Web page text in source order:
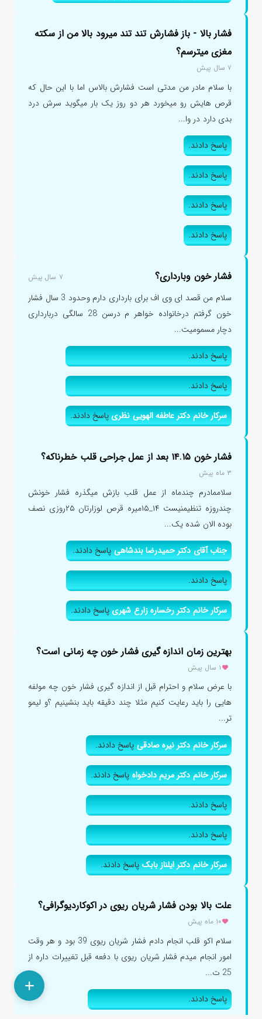
فشار بالا - باز فشارش تند تند میرود بالا من از سکته
مغزی میترسم؟
۷ سال پیش
با سلام مادر من مدتی است فشارش بالاس اما با این حال که
قرص هایش رو میخورد هر دو روز یک بار میگوید سرش درد
بدی دارد در وا...
پاسخ دادند.
پاسخ دادند.
پاسخ دادند.
پاسخ دادند.
فشار خون وبارداری؟ ۷ سال پیش
سلام من قصد ای وی اف برای بارداری دارم وحدود 3 سال فشار
خون گرفتم درخانواده خواهر م درسن 28 سالگی دربارداری
دچار مسمومیت...
پاسخ دادند.
پاسخ دادند.
سرکار خانم دکتر عاطفه الهویی نظریپاسخ دادند.
فشار خون ۱۴.۱۵ بعد از عمل جراحی قلب خطرناکه؟
۳ ماه پیش
سلاممادرم چندماه از عمل قلب بازش میگذره فشار خونش
چندروزه تنظیمنیست ۱۴_۱۵میره قرص لوزارتان ۲۵روزی نصف
بوده الان شده یک...
جناب آقای دکتر حمیدرضا بندشاهیپاسخ دادند.
پاسخ دادند.
سرکار خانم دکتر رخساره زارع شهریپاسخ دادند.
بهترین زمان اندازه گیری فشار خون چه زمانی است؟
۱ سال پیش
با عرض سلام و احترام قبل از اندازه گیری فشار خون چه مولفه
هایی را باید رعایت کنیم مثلا چند دقیقه باید بنشینیم ؟و لیمو
تر...
سرکار خانم دکتر نیره صادقیپاسخ دادند.
سرکار خانم دکتر مریم دادخواهپاسخ دادند.
پاسخ دادند.
پاسخ دادند.
سرکار خانم دکتر ایلناز بابکپاسخ دادند.
علت بالا بودن فشار شریان ریوی در اکوکاردیوگرافی؟
۱۰ ماه پیش
سلام اکو قلب انجام دادم فشار شریان ریوی 39 بود و هر وقت
امور انجام میدم فشار شریان ریوی با دفعه قبل تغییرات داره از
25 ت...
پاسخ دادند.